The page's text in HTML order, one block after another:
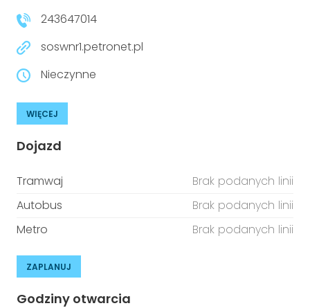
243647014
soswnr1.petronet.pl
Nieczynne
WIĘCEJ
Dojazd
Tramwaj
Brak podanych linii
Autobus
Brak podanych linii
Metro
Brak podanych linii
ZAPLANUJ
Godziny otwarcia